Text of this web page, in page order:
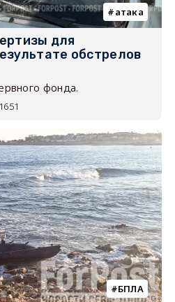
атака
для
обстрелов
фонда.
1651
БПЛА